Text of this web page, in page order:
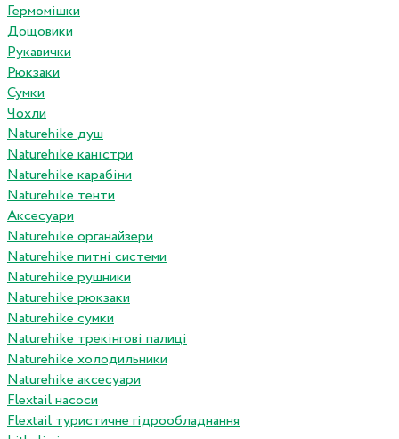
Гермомішки
Дощовики
Рукавички
Рюкзаки
Сумки
Чохли
Naturehike душ
Naturehike каністри
Naturehike карабіни
Naturehike тенти
Аксесуари
Naturehike органайзери
Naturehike питні системи
Naturehike рушники
Naturehike рюкзаки
Naturehike сумки
Naturehike трекінгові палиці
Naturehike холодильники
Naturehike аксесуари
Flextail насоси
Flextail туристичне гідрообладнання